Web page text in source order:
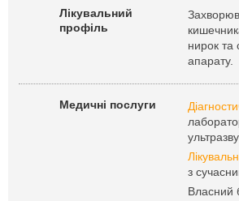
Лікувальний
профіль
нирок та
апарату.
Медичні послуги
з
Власний